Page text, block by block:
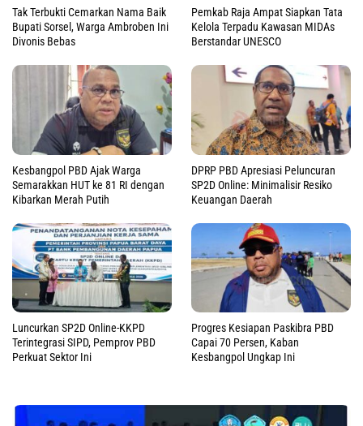
Tak Terbukti Cemarkan Nama Baik
Bupati Sorsel, Warga Ambroben Ini
Divonis Bebas
Pemkab Raja Ampat Siapkan Tata
Kelola Terpadu Kawasan MIDAs
Berstandar UNESCO
Kesbangpol PBD Ajak Warga
Semarakkan HUT ke 81 RI dengan
Kibarkan Merah Putih
DPRP PBD Apresiasi Peluncuran
SP2D Online: Minimalisir Resiko
Keuangan Daerah
Luncurkan SP2D Online-KKPD
Terintegrasi SIPD, Pemprov PBD
Perkuat Sektor Ini
Progres Kesiapan Paskibra PBD
Capai 70 Persen, Kaban
Kesbangpol Ungkap Ini